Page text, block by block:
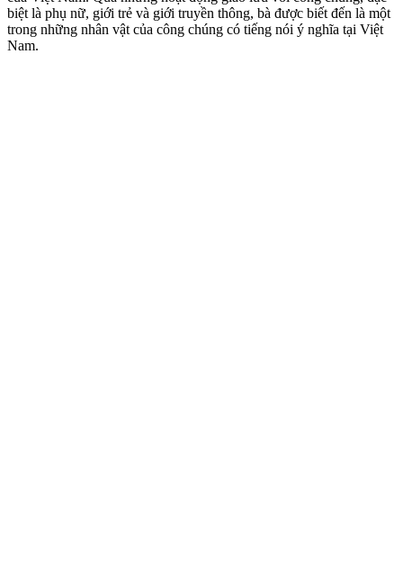
biệt là phụ nữ, giới trẻ và giới truyền thông, bà được biết đến là một
trong những nhân vật của công chúng có tiếng nói ý nghĩa tại Việt
Nam.